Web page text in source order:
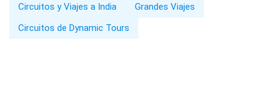
Circuitos y Viajes a India
Grandes Viajes
Circuitos de Dynamic Tours